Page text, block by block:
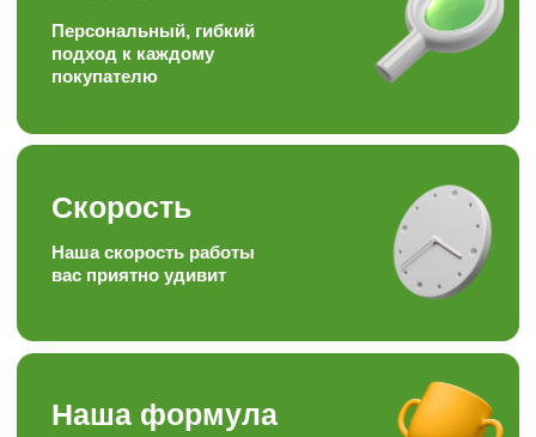
Отзывы наших
любимых
Подписывайтесь на наши аккаунты
в соц.сетях, следите за полезными
статьями и задавайте вопросы